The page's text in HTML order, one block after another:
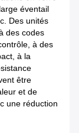
éventail
Des unités
des codes
à des
à la
être
et de
une réduction